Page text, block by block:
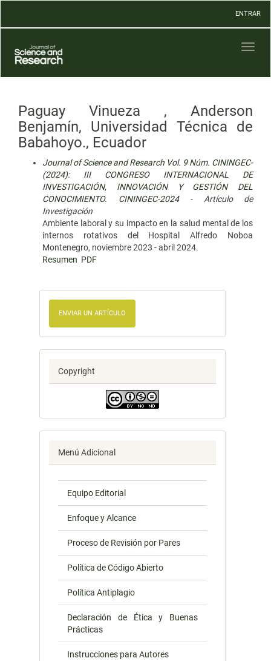
Contenido
Barra
lateral
ENTRAR
Paguay Vinueza , Anderson
Benjamín, Universidad Técnica de
Babahoyo., Ecuador
Journal of Science and Research Vol. 9 Núm. CININGEC-
(2024): III CONGRESO INTERNACIONAL DE
INVESTIGACIÓN, INNOVACIÓN Y GESTIÓN DEL
CONOCIMIENTO. CININGEC-2024- Artículo de
Investigación
Ambiente laboral y su impacto en la salud mental de los
internos rotativos del Hospital Alfredo Noboa
Montenegro, noviembre 2023 - abril 2024.
Resumen PDF
ENVIAR UN ARTÍCULO
Copyright
Menú Adicional
Equipo Editorial
Enfoque y Alcance
Proceso de Revisión por Pares
Política de Código Abierto
Política Antiplagio
Declaración de Ética y Buenas
Prácticas
Instrucciones para Autores